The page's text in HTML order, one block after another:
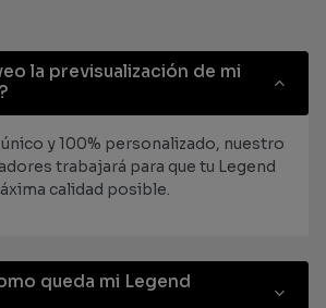
la previsualización de mi
y 100% personalizado, nuestro
trabajará para que tu Legend
calidad posible.
queda mi Legend